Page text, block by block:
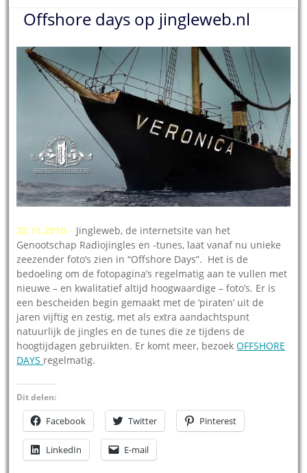
Offshore days op jingleweb.nl
22.11.2010 – Jingleweb, de internetsite van het
Genootschap Radiojingles en -tunes, laat vanaf nu unieke
zeezender foto’s zien in “Offshore Days”. Het is de
bedoeling om de fotopagina’s regelmatig aan te vullen met
nieuwe – en kwalitatief altijd hoogwaardige – foto’s. Er is
een bescheiden begin gemaakt met de ‘piraten’ uit de
jaren vijftig en zestig, met als extra aandachtspunt
natuurlijk de jingles en de tunes die ze tijdens de
hoogtijdagen gebruikten. Er komt meer, bezoekOFFSHORE
DAYS regelmatig.
Dit delen:
Facebook Twitter Pinterest
LinkedIn E-mail